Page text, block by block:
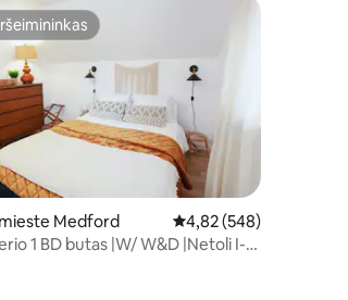
iš 5, atsiliepimų: 160
Medford Vidutinis įvertinimas:
4,82 (548)
1 BD butas |W/ W&D |Netoli I-5